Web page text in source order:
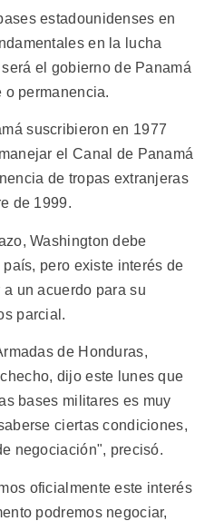
estadounidenses en
en la lucha
el gobierno de Panamá
permanencia.
suscribieron en 1977
el Canal de Panamá
de tropas extranjeras
de 1999.
Washington debe
pero existe interés de
un acuerdo para su
parcial.
de Honduras,
dijo este lunes que
bases militares es muy
ciertas condiciones,
negociación", precisó.
oficialmente este interés
podremos negociar,